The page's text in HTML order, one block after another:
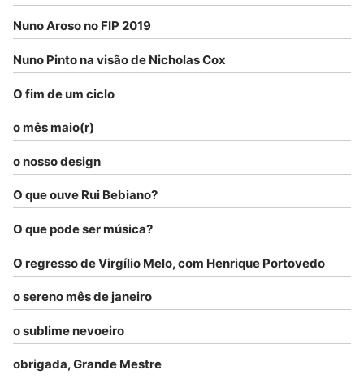
Nuno Aroso no FIP 2019
Nuno Pinto na visão de Nicholas Cox
O fim de um ciclo
o mês maio(r)
o nosso design
O que ouve Rui Bebiano?
O que pode ser música?
O regresso de Virgílio Melo, com Henrique Portovedo
o sereno mês de janeiro
o sublime nevoeiro
obrigada, Grande Mestre